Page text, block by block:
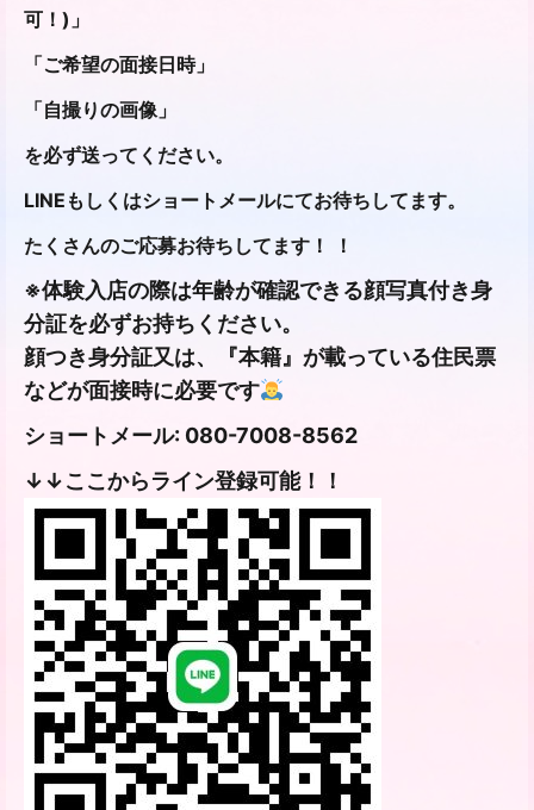
可！)」
「ご希望の面接日時」
「自撮りの画像」
を必ず送ってください。
LINEもしくはショートメールにてお待ちしてます。
たくさんのご応募お待ちしてます！ ！
※体験入店の際は年齢が確認できる顔写真付き身
分証を必ずお持ちください。
顔つき身分証又は、『本籍』が載っている住民票
などが面接時に必要です
ショートメール: 080-7008-8562
↓↓ここからライン登録可能！！